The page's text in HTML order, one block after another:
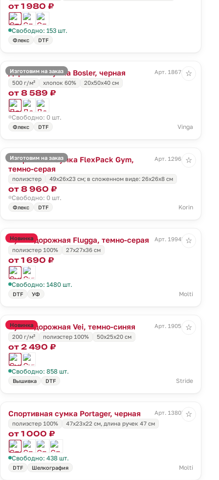
от 1 980 ₽
Свободно: 153 шт.
Флекс DTF
Изготовим на заказ
Дорожная сумка Bosler, черная
Арт. 18671.30
500 г/м²
хлопок 60% 20х50х40 см
от 8 589 ₽
Свободно: 0 шт.
Флекс DTF Vinga
☆
Изготовим на заказ
Спортивная сумка FlexPack Gym,
темно-серая
Арт. 12961.11
полиэстер 49х26х23 см; в сложенном виде: 26х26х8 см
от 8 960 ₽
Свободно: 0 шт.
Флекс DTF Korin
☆
Новинка
Сумка дорожная Flugga, темно-серая
Арт. 19945.13
полиэстер 100%
27x27x36 см
от 1 690 ₽
Свободно: 1480 шт.
DTF УФ Molti
☆
Новинка
Сумка дорожная Vei, темно-синяя
Арт. 19051.40
200 г/м²
полиэстер 100% 50x25x20 см
от 2 490 ₽
Свободно: 858 шт.
Вышивка DTF Stride
☆
Спортивная сумка Portager, черная
Арт. 13805.30
полиэстер 100%
47х23x22 см, длина ручек 47 см
от 1 000 ₽
Свободно: 438 шт.
DTF Шелкография Molti
☆